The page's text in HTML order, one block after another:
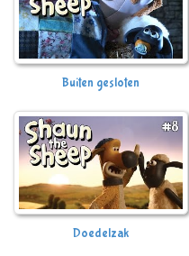
Buiten gesloten
Doedelzak